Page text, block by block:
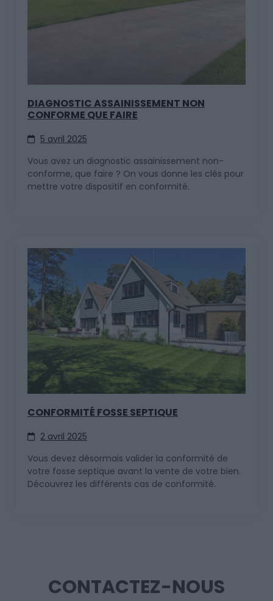
DIAGNOSTIC ASSAINISSEMENT NON
CONFORME QUE FAIRE
5 avril 2025
Vous avez un diagnostic assainissement non-
conforme, que faire ? On vous donne les clés pour
mettre votre dispositif en conformité.
CONFORMITÉ FOSSE SEPTIQUE
2 avril 2025
Vous devez désormais valider la conformité de
votre fosse septique avant la vente de votre bien.
Découvrez les différents cas de conformité.
CONTACTEZ-NOUS